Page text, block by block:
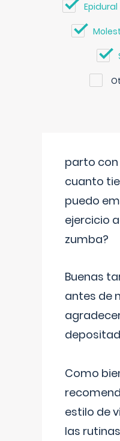
Epidural
parto
cuanto
puedo
ejercicio
zumba?
Buenas
antes de
Como
estilo de
las